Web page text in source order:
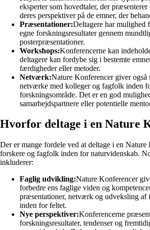
eksperter som hovedtaler, der præsenterer
deres perspektiver på de emner, der
Præsentationer:Deltagere har mulighed
egne forskningsresultater gennem
posterpræsentationer.
Workshops:Konferencerne kan
deltagere kan fordybe sig i bestemte
færdigheder eller metoder.
Netværk:Nature Konferencer giver
netværke med kolleger og fagfolk inden
forskningsområde. Det er en god
samarbejdspartnere eller potentielle
Hvorfor deltage i en Nature
Der er mange fordele ved at deltage i en
forskere og fagfolk inden for naturvidenskab.
inkluderer:
Faglig udvikling:Nature Konferencer
forbedre ens faglige viden og
præsentationer, netværk og udveksling af
inden for feltet.
Nye perspektiver:Konferencerne
forskningsresultater, tendenser og